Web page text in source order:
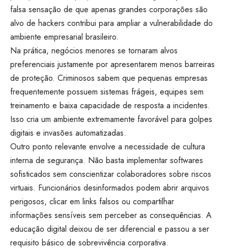
falsa sensação de que apenas grandes corporações são
alvo de hackers contribui para ampliar a vulnerabilidade do
ambiente empresarial brasileiro.
Na prática, negócios menores se tornaram alvos
preferenciais justamente por apresentarem menos barreiras
de proteção. Criminosos sabem que pequenas empresas
frequentemente possuem sistemas frágeis, equipes sem
treinamento e baixa capacidade de resposta a incidentes.
Isso cria um ambiente extremamente favorável para golpes
digitais e invasões automatizadas.
Outro ponto relevante envolve a necessidade de cultura
interna de segurança. Não basta implementar softwares
sofisticados sem conscientizar colaboradores sobre riscos
virtuais. Funcionários desinformados podem abrir arquivos
perigosos, clicar em links falsos ou compartilhar
informações sensíveis sem perceber as consequências. A
educação digital deixou de ser diferencial e passou a ser
requisito básico de sobrevivência corporativa.